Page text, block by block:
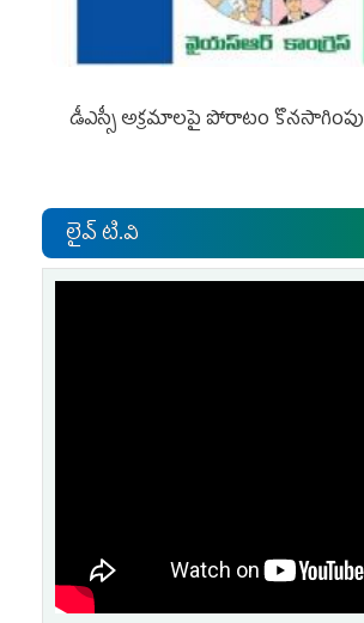
డీఎస్సీ అక్రమాలపై పోరాటం కొనసాగింపు
లైవ్ టి.వి